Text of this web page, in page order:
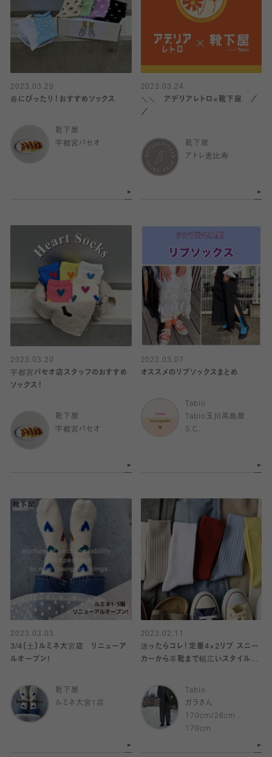
2023.03.29
春にぴったり！おすすめソックス
靴下屋
宇都宮パセオ
2023.03.24
＼＼ アデリアレトロ×靴下屋 ／
／
靴下屋
アトレ恵比寿
2023.03.20
宇都宮パセオ店スタッフのおすすめ
ソックス！
靴下屋
宇都宮パセオ
2023.03.07
オススメのリブソックスまとめ
Tabio
Tabio玉川高島屋
S.C.
2023.03.03
3/4（土）ルミネ大宮店 リニューア
ルオープン!
靴下屋
ルミネ大宮1店
2023.02.11
迷ったらコレ！定番4×2リブ スニー
カーから革靴まで幅広いスタイルに
Tabio
ガラさん
170cm/26cm
170cm